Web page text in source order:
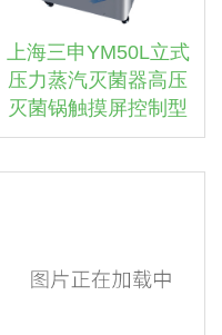
上海三申YM50L立式
压力蒸汽灭菌器高压
灭菌锅触摸屏控制型